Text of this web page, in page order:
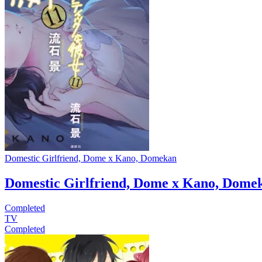
Domestic Girlfriend, Dome x Kano, Domekan
Domestic Girlfriend, Dome x Kano,
Completed
TV
Completed